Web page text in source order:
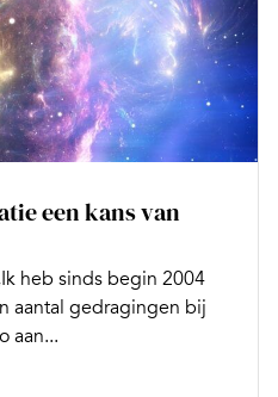
een kans van
heb sinds begin 2004
aantal gedragingen bij
aan...